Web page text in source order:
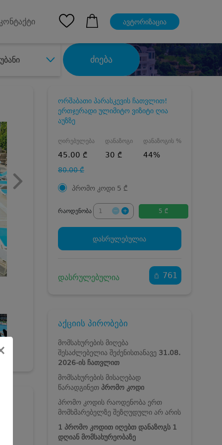
კონტაქტი ავტორიზაცია
უბანი ძიება
ორშაბათი პარასკევის ჩათვლით!
ერთჯერადი ულიმიტო ვიზიტი ღია
აუზზე
ღირებულება
45.00 ₾
80.00 ₾
დანაზოგი
30 ₾
დანაზოგის %
44%
პრომო კოდი 5 ₾
რაოდენობა 5 ₾
დასრულებულია
დასრულებულია 761
აქციის პირობები
მომსახურების მიღება
შესაძლებელია შეძენისთანავე 31.08.
2026-ის ჩათვლით
მომსახურების მისაღებად
წარადგინეთ პრომო კოდი
პრომო კოდის რაოდენობა ერთ
მომხმარებელზე შეზღუდული არ არის
1 პრომო კოდით იღებთ დანაზოგს 1
დღიან მომსახურეობაზე